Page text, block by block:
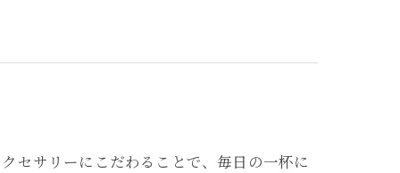
セサリーにこだわることで、毎日の一杯に